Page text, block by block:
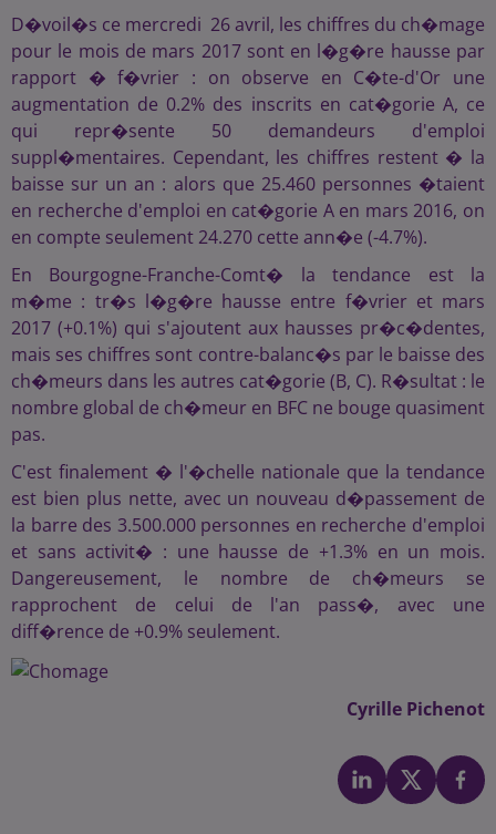
D�voil�s ce mercredi 26 avril, les chiffres du ch�mage
pour le mois de mars 2017 sont en l�g�re hausse par
rapport � f�vrier : on observe en C�te-d'Or une
augmentation de 0.2% des inscrits en cat�gorie A, ce
qui repr�sente 50 demandeurs d'emploi
suppl�mentaires. Cependant, les chiffres restent � la
baisse sur un an : alors que 25.460 personnes �taient
en recherche d'emploi en cat�gorie A en mars 2016, on
en compte seulement 24.270 cette ann�e (-4.7%).
En Bourgogne-Franche-Comt� la tendance est la
m�me : tr�s l�g�re hausse entre f�vrier et mars
2017 (+0.1%) qui s'ajoutent aux hausses pr�c�dentes,
mais ses chiffres sont contre-balanc�s par le baisse des
ch�meurs dans les autres cat�gorie (B, C). R�sultat : le
nombre global de ch�meur en BFC ne bouge quasiment
pas.
C'est finalement � l'�chelle nationale que la tendance
est bien plus nette, avec un nouveau d�passement de
la barre des 3.500.000 personnes en recherche d'emploi
et sans activit� : une hausse de +1.3% en un mois.
Dangereusement, le nombre de ch�meurs se
rapprochent de celui de l'an pass�, avec une
diff�rence de +0.9% seulement.
Cyrille Pichenot